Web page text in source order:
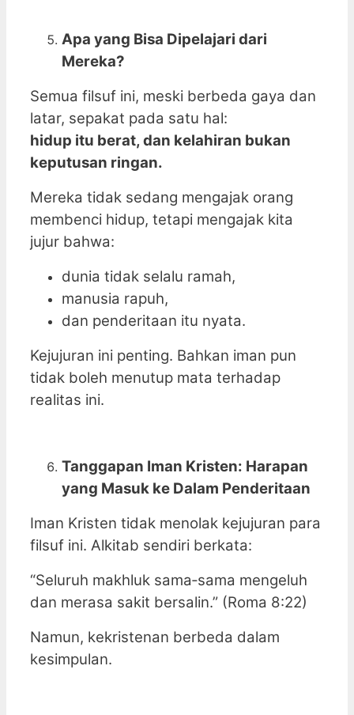
Apa yang Bisa Dipelajari dari
Mereka?
Semua filsuf ini, meski berbeda gaya dan
latar, sepakat pada satu hal:
hidup itu berat, dan kelahiran bukan
keputusan ringan.
Mereka tidak sedang mengajak orang
membenci hidup, tetapi mengajak kita
jujur bahwa:
dunia tidak selalu ramah,
manusia rapuh,
dan penderitaan itu nyata.
Kejujuran ini penting. Bahkan iman pun
tidak boleh menutup mata terhadap
realitas ini.
Tanggapan Iman Kristen: Harapan
yang Masuk ke Dalam Penderitaan
Iman Kristen tidak menolak kejujuran para
filsuf ini. Alkitab sendiri berkata:
“Seluruh makhluk sama‑sama mengeluh
dan merasa sakit bersalin.” (Roma 8:22)
Namun, kekristenan berbeda dalam
kesimpulan.